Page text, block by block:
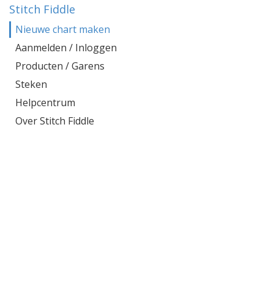
Stitch Fiddle
Nieuwe chart maken
Aanmelden / Inloggen
Producten / Garens
Steken
Helpcentrum
Over Stitch Fiddle